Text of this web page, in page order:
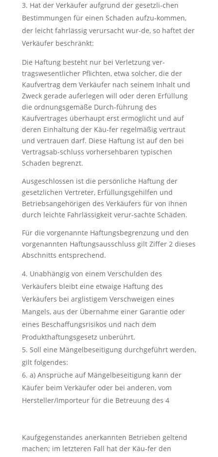
Hat der Verkäufer aufgrund der gesetzli-chen
Bestimmungen für einen Schaden aufzu-kommen,
der leicht fahrlässig verursacht wur-de, so haftet der
Verkäufer beschränkt:
Die Haftung besteht nur bei Verletzung ver-
tragswesentlicher Pflichten, etwa solcher, die der
Kaufvertrag dem Verkäufer nach seinem Inhalt und
Zweck gerade auferlegen will oder deren Erfüllung
die ordnungsgemäße Durch-führung des
Kaufvertrages überhaupt erst ermöglicht und auf
deren Einhaltung der Käu-fer regelmäßig vertraut
und vertrauen darf. Diese Haftung ist auf den bei
Vertragsab-schluss vorhersehbaren typischen
Schaden begrenzt.
Ausgeschlossen ist die persönliche Haftung der
gesetzlichen Vertreter, Erfüllungsgehilfen und
Betriebsangehörigen des Verkäufers für von ihnen
durch leichte Fahrlässigkeit verur-sachte Schäden.
Für die vorgenannte Haftungsbegrenzung und den
vorgenannten Haftungsausschluss gilt Ziffer 2 dieses
Abschnitts entsprechend.
Unabhängig von einem Verschulden des
Verkäufers bleibt eine etwaige Haftung des
Verkäufers bei arglistigem Verschweigen eines
Mangels, aus der Übernahme einer Garantie oder
eines Beschaffungsrisikos und nach dem
Produkthaftungsgesetz unberührt.
Soll eine Mängelbeseitigung durchgeführt werden,
gilt folgendes:
a) Ansprüche auf Mängelbeseitigung kann der
Käufer beim Verkäufer oder bei anderen, vom
Hersteller/Importeur für die Betreuung des 4
Kaufgegenstandes anerkannten Betrieben geltend
machen; im letzteren Fall hat der Käu-fer den